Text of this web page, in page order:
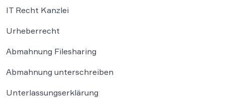
IT Recht Kanzlei
Urheberrecht
Abmahnung Filesharing
Abmahnung unterschreiben
Unterlassungserklärung